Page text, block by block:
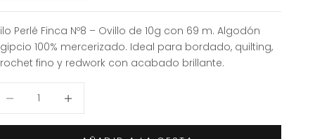
Perlé Finca Nº8 – Ovillo de 10g con 69 m. Algodón
100% mercerizado. Ideal para bordado, quilting,
fino y redwork con acabado brillante.